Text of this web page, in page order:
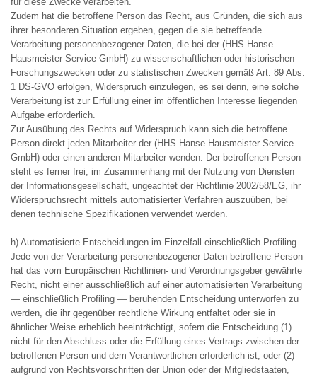
Zudem hat die betroffene Person das Recht, aus Gründen, die sich aus
ihrer besonderen Situation ergeben, gegen die sie betreffende
Verarbeitung personenbezogener Daten, die bei der (HHS Hanse
Hausmeister Service GmbH) zu wissenschaftlichen oder historischen
Forschungszwecken oder zu statistischen Zwecken gemäß Art. 89 Abs.
1 DS-GVO erfolgen, Widerspruch einzulegen, es sei denn, eine solche
Verarbeitung ist zur Erfüllung einer im öffentlichen Interesse liegenden
Aufgabe erforderlich.
Zur Ausübung des Rechts auf Widerspruch kann sich die betroffene
Person direkt jeden Mitarbeiter der (HHS Hanse Hausmeister Service
GmbH) oder einen anderen Mitarbeiter wenden. Der betroffenen Person
steht es ferner frei, im Zusammenhang mit der Nutzung von Diensten
der Informationsgesellschaft, ungeachtet der Richtlinie 2002/58/EG, ihr
Widerspruchsrecht mittels automatisierter Verfahren auszuüben, bei
denen technische Spezifikationen verwendet werden.
h) Automatisierte Entscheidungen im Einzelfall einschließlich Profiling
Jede von der Verarbeitung personenbezogener Daten betroffene Person
hat das vom Europäischen Richtlinien- und Verordnungsgeber gewährte
Recht, nicht einer ausschließlich auf einer automatisierten Verarbeitung
— einschließlich Profiling — beruhenden Entscheidung unterworfen zu
werden, die ihr gegenüber rechtliche Wirkung entfaltet oder sie in
ähnlicher Weise erheblich beeinträchtigt, sofern die Entscheidung (1)
nicht für den Abschluss oder die Erfüllung eines Vertrags zwischen der
betroffenen Person und dem Verantwortlichen erforderlich ist, oder (2)
aufgrund von Rechtsvorschriften der Union oder der Mitgliedstaaten,